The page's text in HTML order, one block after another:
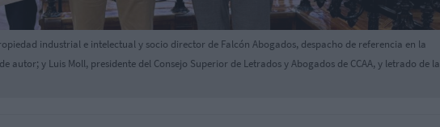
industrial e intelectual y socio director de Falcón Abogados, despacho de referencia en la
autor; y Luis Moll, presidente del Consejo Superior de Letrados y Abogados de CCAA, y letrado de la